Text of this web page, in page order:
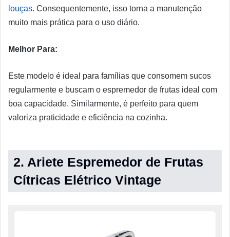
louças. Consequentemente, isso torna a manutenção
muito mais prática para o uso diário.
Melhor Para:
Este modelo é ideal para famílias que consomem sucos
regularmente e buscam o espremedor de frutas ideal com
boa capacidade. Similarmente, é perfeito para quem
valoriza praticidade e eficiência na cozinha.
2. Ariete Espremedor de Frutas
Cítricas Elétrico Vintage